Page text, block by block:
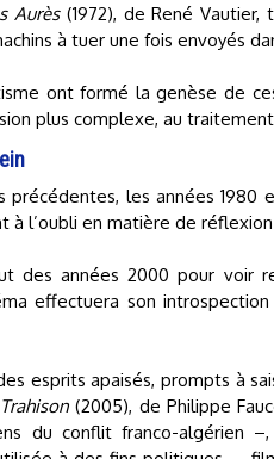
Aurès(1972), de René
à tuer une fois envoyés
ont formé la genèse de
plus complexe, au
précédentes, les années 1980
à l’oubli en matière de
des années 2000 pour voir
effectuera son
esprits apaisés, prompts à
(2005), de Philippe
du conflit franco-algérien